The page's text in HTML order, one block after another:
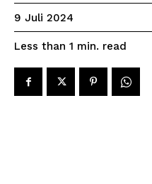
9 Juli 2024
Less than 1 min. read